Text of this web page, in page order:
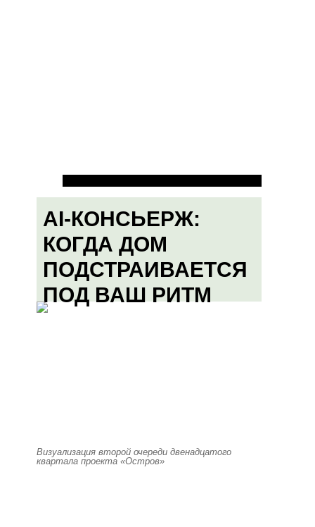
AI-КОНСЬЕРЖ:
КОГДА ДОМ
ПОДСТРАИВАЕТСЯ
ПОД ВАШ РИТМ
Визуализация второй очереди двенадцатого
квартала проекта «Остров»